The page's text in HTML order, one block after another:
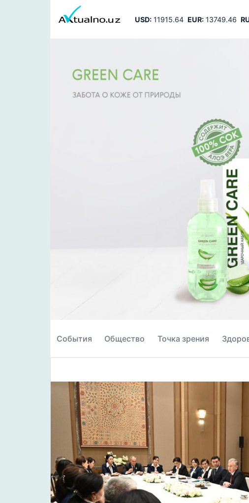
USD:11915.64 EUR:13749.46
События Общество Точка зрения